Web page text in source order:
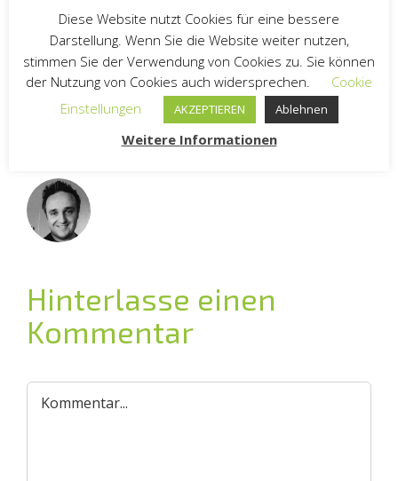
Hier können Sie den Artikel teilen (siehe
Datenschutz > Social Media):
Facebook
TwitterLinkedIn
E-
Hinterlasse einen
Kommentar
Kommentar
Diese Website nutzt Cookies für eine bessere
Darstellung. Wenn Sie die Website weiter nutzen,
stimmen Sie der Verwendung von Cookies zu. Sie können
der Nutzung von Cookies auch widersprechen.
Cookie
Einstellungen
AKZEPTIEREN Ablehnen
Weitere Informationen